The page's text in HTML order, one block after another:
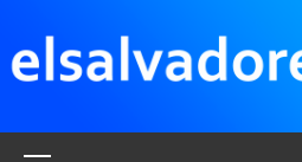
contenido